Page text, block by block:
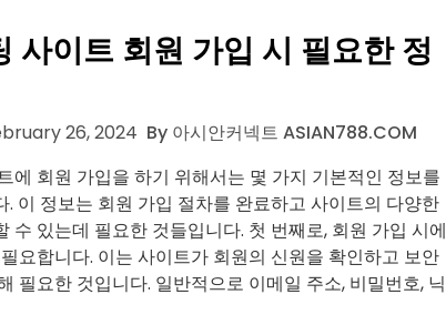
사이트 회원 가입 시 필요한 정
26, 2024 By 아시안커넥트 ASIAN788.COM
에 회원 가입을 하기 위해서는 몇 가지 기본적인 정보를
. 이 정보는 회원 가입 절차를 완료하고 사이트의 다양한
수 있는데 필요한 것들입니다. 첫 번째로, 회원 가입 시에
요합니다. 이는 사이트가 회원의 신원을 확인하고 보안
필요한 것입니다. 일반적으로 이메일 주소, 비밀번호, 닉